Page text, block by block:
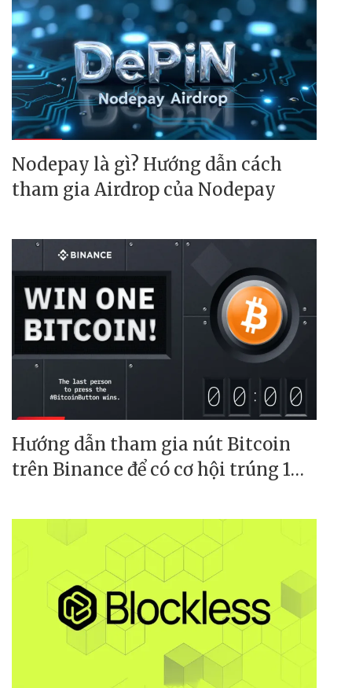
Nodepay là gì? Hướng dẫn cách
tham gia Airdrop của Nodepay
Hướng dẫn tham gia nút Bitcoin
trên Binance để có cơ hội trúng 1